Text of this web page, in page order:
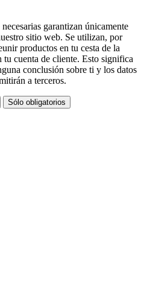
garantizan únicamente
sitio web. Se utilizan, por
productos en tu cesta de la
tu cuenta de cliente. Esto significa
conclusión sobre ti y los datos
a terceros.
Sólo obligatorios